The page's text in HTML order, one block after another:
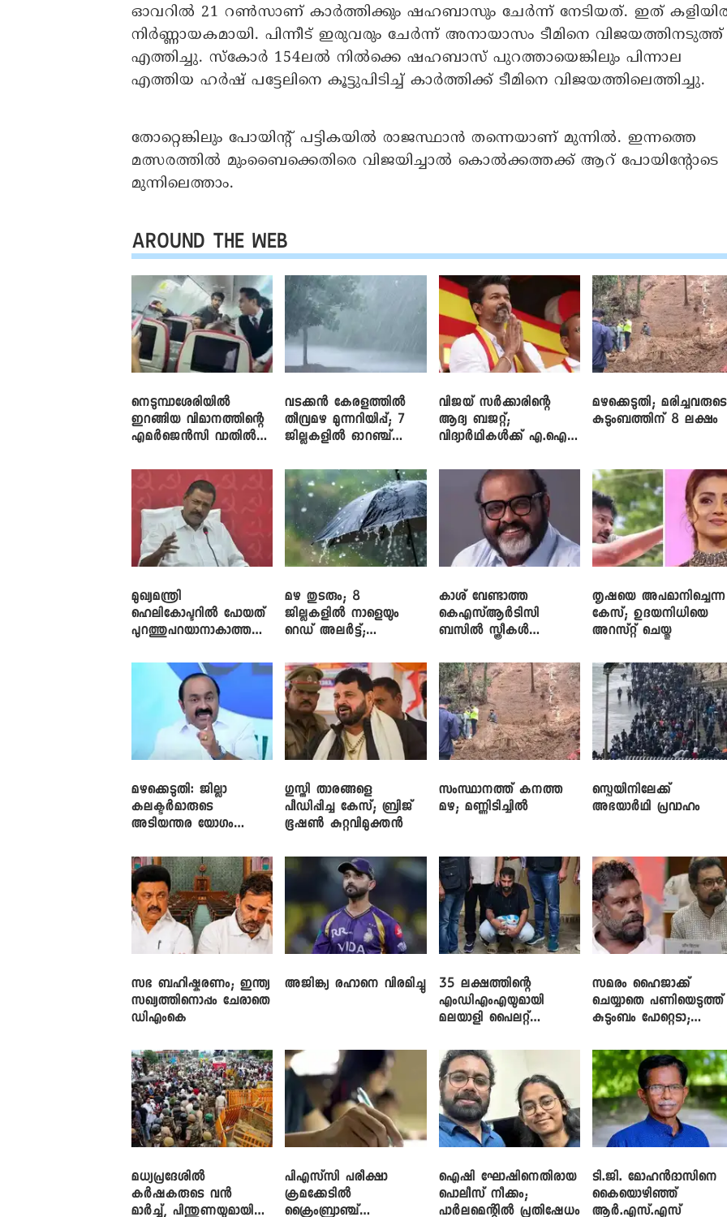
ഓവറിൽ 21 റൺസാണ് കാർത്തിക്കും ഷഹബാസും ചേർന്ന് നേടിയത്. ഇത്
നിർണ്ണായകമായി. പിന്നീട് ഇരുവരും ചേർന്ന് അനായാസം ടീമിനെ വിജയത്തിനടുത്ത്
എത്തിച്ചു. സ്കോർ 154ലൽ നിൽക്കെ ഷഹബാസ് പുറത്തായെങ്കിലും പിന്നാല
എത്തിയ ഹർഷ് പട്ടേലിനെ കൂട്ടുപിടിച്ച് കാർത്തിക്ക് ടീമിനെ വിജയത്തിലെത്തിച്ചു.
തോറ്റെങ്കിലും പോയിന്റ് പട്ടികയിൽ രാജസ്ഥാൻ തന്നെയാണ് മുന്നിൽ. ഇന്നത്തെ
മത്സരത്തിൽ മുംബൈക്കെതിരെ വിജയിച്ചാൽ കൊൽക്കത്തക്ക് ആറ് പോയിന്റോടെ
മുന്നിലെത്താം.
AROUND THE WEB
നെടുമ്പാശേരിയിൽ
ഇറങ്ങിയ വിമാനത്തിന്റെ
എമർജെൻസി വാതിൽ
വടക്കൻ കേരളത്തിൽ
തീവ്രമഴ മുന്നറിയിപ്പ്; 7
ജില്ലകളിൽ ഓറഞ്ച്
വിജയ് സർക്കാരിന്റെ
ആദ്യ ബജറ്റ്;
വിദ്യാർഥികൾക്ക് എ.ഐ
ലാപ്ടോപ്പുകളും
മഴക്കെടുതി; മരിച്ചവരുടെ
കുടുംബത്തിന് 8 ലക്ഷം
മുഖ്യമന്ത്രി
ഹെലികോപ്ടറിൽ പോയത്
പുറത്തുപറയാനാകാത്ത
ഗോവിന്ദൻ
മഴ തുടരും; 8
ജില്ലകളിൽ നാളെയും
റെഡ് അലർട്ട്;
അലർട്ട്
കാശ് വേണ്ടാത്ത
കെഎസ്ആർടിസി
ബസിൽ സ്ത്രീകൾ
ജോൺ
തൃഷയെ അപമാനിച്ചെന്ന
കേസ്; ഉദയനിധിയെ
അറസ്റ്റ് ചെയ്തു
മഴക്കെടുതി: ജില്ലാ
കലക്ടർമാരുടെ
അടിയന്തര യോഗം
​ഗുസ്തി താരങ്ങളെ
പീഡിപ്പിച്ച കേസ്; ബ്രിജ്
ഭൂഷൺ കുറ്റവിമുക്തൻ
സംസ്ഥാനത്ത് കനത്ത
മഴ; മണ്ണിടിച്ചിൽ
സ്പെയിനിലേക്ക്
അഭയാർഥി പ്രവാഹം
സഭ ബഹിഷ്കരണം; ഇന്ത്യ
സഖ്യത്തിനൊപ്പം ചേരാതെ
ഡിഎംകെ
അജിങ്ക്യ രഹാനെ വിരമിച്ചു
35 ലക്ഷത്തിന്റെ
എംഡിഎംഎയുമായി
മലയാളി പൈലറ്റ്
സമരം ഹൈജാക്ക്
ചെയ്യാതെ പണിയെടുത്ത്
കുടുംബം പോറ്റെടാ;
വിനായകൻ
മധ്യപ്രദേശിൽ
കർഷകരുടെ വൻ
മാർച്ച്, പിന്തുണയുമായി
പിഎസ്‌സി പരീക്ഷാ
ക്രമക്കേ‌ടിൽ
ക്രൈംബ്രാഞ്ച്
ഐഷി ഘോഷിനെതിരായ
പൊലീസ് നീക്കം;
പാര്‍ലമെന്റിൽ പ്രതിഷേധം
ടി.ജി. മോഹൻദാസിനെ
കൈയൊഴിഞ്ഞ്
ആർ.എസ്.എസ്